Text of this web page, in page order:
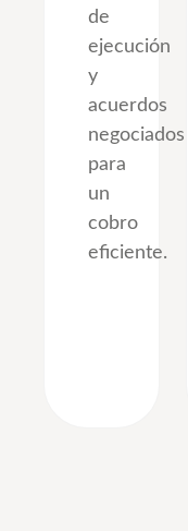
de
ejecución
y
acuerdos
negociados
para
un
cobro
eficiente.